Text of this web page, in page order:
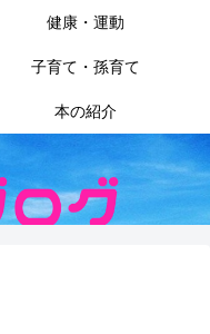
健康・運動
子育て・孫育て
本の紹介